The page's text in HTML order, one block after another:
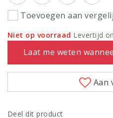
Toevoegen aan
Niet op voorraad Levertijd
Laat me weten
Aan
Deel dit product